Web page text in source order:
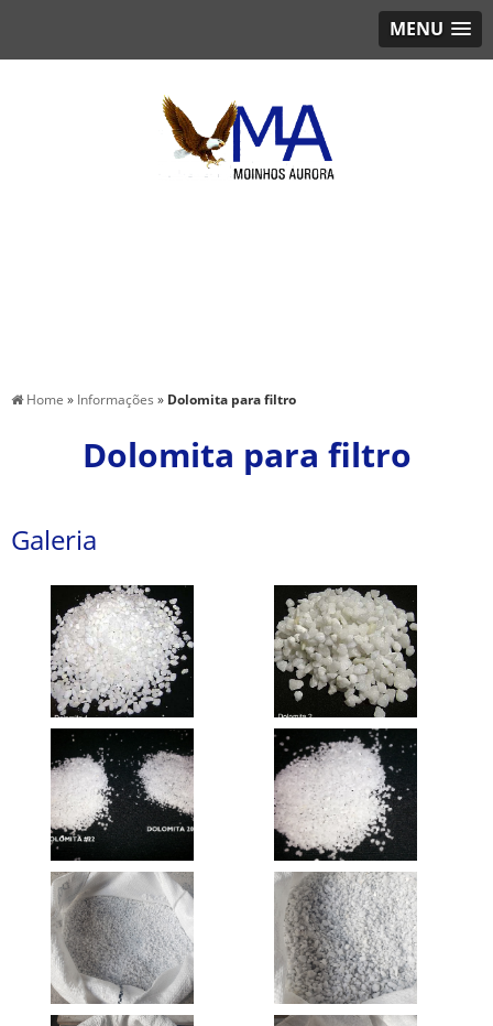
MENU
Home » Informações » Dolomita para filtro
Dolomita para filtro
Galeria